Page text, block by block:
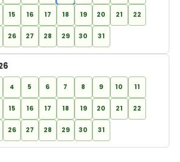
15 16 17 18 19 20 21 22
26 27 28 29 30 31
4 5 6 7 8 9 10 11
15 16 17 18 19 20 21 22
26 27 28 29 30 31